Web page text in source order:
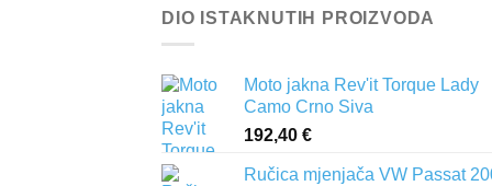
DIO ISTAKNUTIH PROIZVODA
Moto jakna Rev'it Torque Lady
Camo Crno Siva
192,40 €
Ručica mjenjača VW Passat